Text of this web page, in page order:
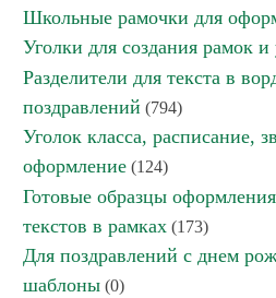
Школьные рамочки для
Уголки для создания рамок
Разделители для текста в
поздравлений (794)
Уголок класса, расписание,
оформление (124)
Готовые образцы
текстов в рамках (173)
Для поздравлений с днем
шаблоны (0)